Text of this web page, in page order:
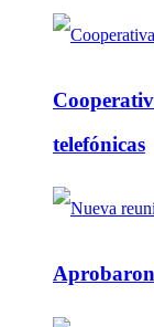
telefónicas